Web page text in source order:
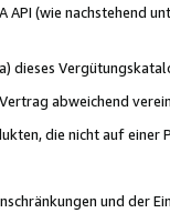
API (wie
dieses
abweichend
die nicht auf einer
und der